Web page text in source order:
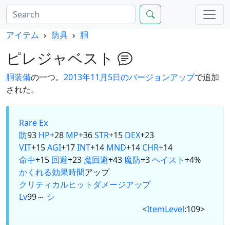
アイテム 防具 胴
ピレジャベスト
胴装備の一つ。 2013年11月5日のバージョンアップで追加
された。
Rare Ex
防93 HP+28 MP+36STR+15 DEX+23
VIT+15AGI+17INT+14 MND+14 CHR+14
命中+15 回避+23 魔回避+43 魔防+3ヘイスト+4%
かくれる効果時間アップ
クリティカルヒットダメージアップ
Lv99～ シ
<ItemLevel:109>